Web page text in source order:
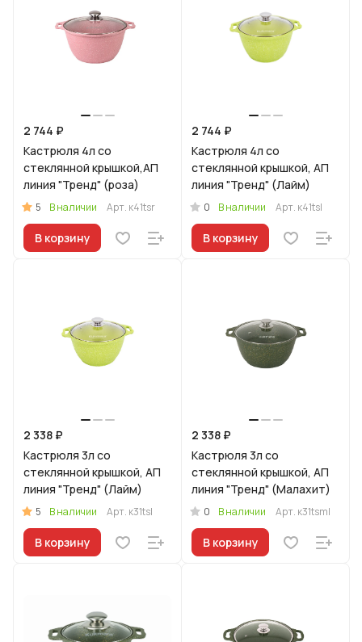
2 744 ₽
Кастрюля 4л со
стеклянной крышкой,АП
линия "Тренд" (роза)
5 В наличии Арт. к41tsr
В корзину
2 744 ₽
Кастрюля 4л со
стеклянной крышкой, АП
линия "Тренд" (Лайм)
0 В наличии Арт. к41tsl
В корзину
2 338 ₽
Кастрюля 3л со
стеклянной крышкой, АП
линия "Тренд" (Лайм)
5 В наличии Арт. к31tsl
В корзину
2 338 ₽
Кастрюля 3л со
стеклянной крышкой, АП
линия "Тренд" (Малахит)
0 В наличии Арт. к31tsml
В корзину